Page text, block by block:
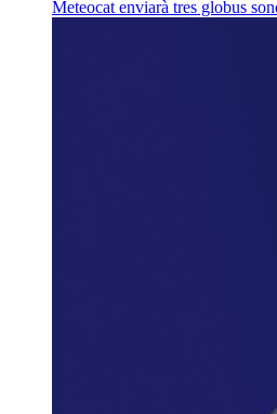
Meteocat enviarà tres globus